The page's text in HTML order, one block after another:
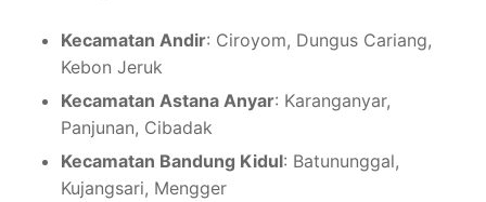
Kecamatan Andir: Ciroyom, Dungus Cariang,
Kebon Jeruk
Kecamatan Astana Anyar: Karanganyar,
Panjunan, Cibadak
Kecamatan Bandung Kidul: Batununggal,
Kujangsari, Mengger